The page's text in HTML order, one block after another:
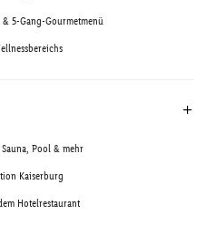
5-Gang-Gourmetmenü
Pool & mehr
Kaiserburg
Hotelrestaurant